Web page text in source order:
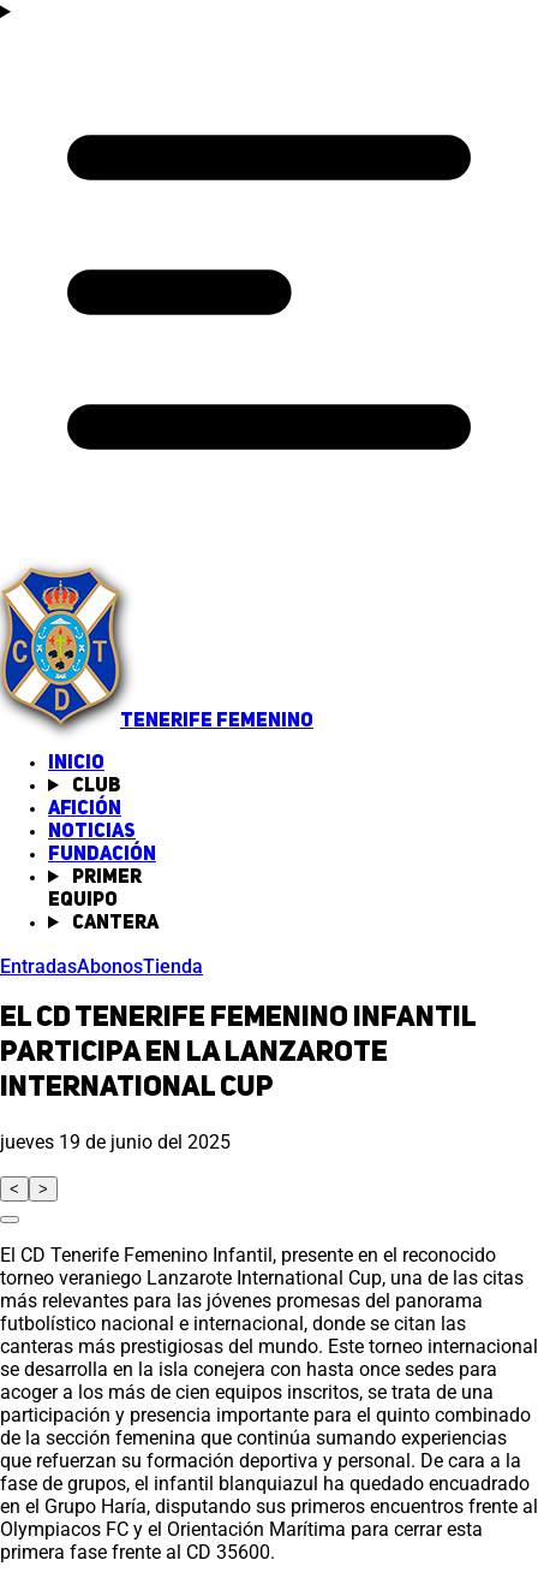
TENERIFE FEMENINO
INICIO
Club
Afición
Noticias
Fundación
Primer
equipo
Cantera
EntradasAbonosTienda
El CD Tenerife Femenino Infantil
participa en la Lanzarote
International Cup
jueves 19 de junio del 2025
< >
El CD Tenerife Femenino Infantil, presente en el reconocido
torneo veraniego Lanzarote International Cup, una de las citas
más relevantes para las jóvenes promesas del panorama
futbolístico nacional e internacional, donde se citan las
canteras más prestigiosas del mundo. Este torneo internacional
se desarrolla en la isla conejera con hasta once sedes para
acoger a los más de cien equipos inscritos, se trata de una
participación y presencia importante para el quinto combinado
de la sección femenina que continúa sumando experiencias
que refuerzan su formación deportiva y personal. De cara a la
fase de grupos, el infantil blanquiazul ha quedado encuadrado
en el Grupo Haría, disputando sus primeros encuentros frente al
Olympiacos FC y el Orientación Marítima para cerrar esta
primera fase frente al CD 35600.